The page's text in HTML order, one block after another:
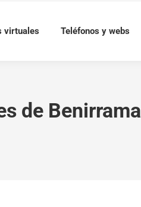
virtuales Teléfonos y webs
de Benirrama